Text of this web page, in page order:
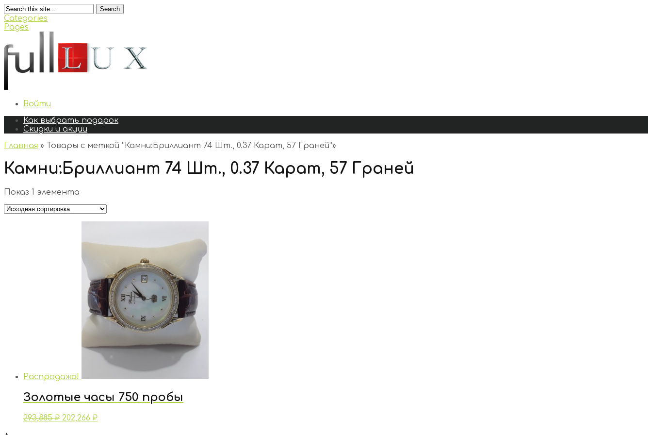
Search
Categories
Pages
Войти
Как выбрать подарок
Скидки и акции
Главная » Товары с меткой “Камни:Бриллиант 74 Шт., 0.37 Карат, 57 Граней”»
Камни:Бриллиант 74 Шт., 0.37 Карат, 57 Граней
Показ 1 элемента
Распродажа!
Золотые часы 750 пробы
293,885₽ 202,266 ₽